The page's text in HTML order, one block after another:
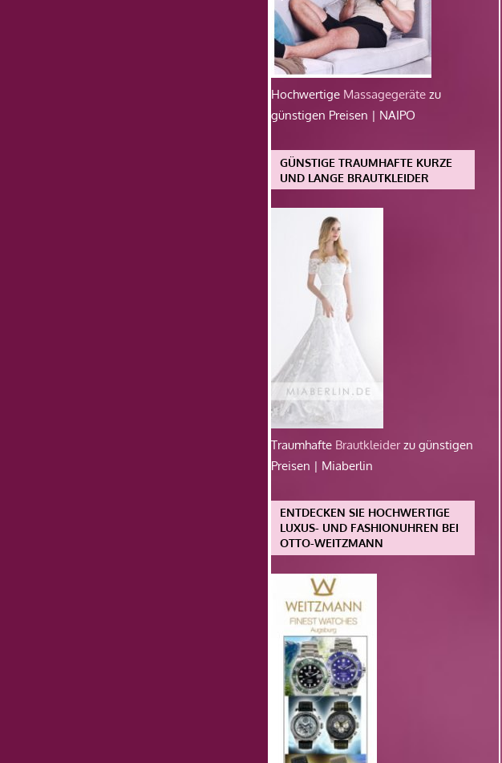
Hochwertige Massagegeräte zu
günstigen Preisen | NAIPO
GÜNSTIGE TRAUMHAFTE KURZE
UND LANGE BRAUTKLEIDER
Traumhafte Brautkleiderzu günstigen
Preisen | Miaberlin
ENTDECKEN SIE HOCHWERTIGE
LUXUS- UND FASHIONUHREN BEI
OTTO-WEITZMANN